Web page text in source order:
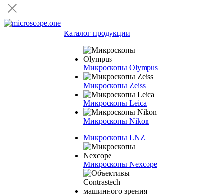
Каталог продукции
Микроскопы Olympus
Микроскопы Zeiss
Микроскопы Leica
Микроскопы Nikon
Микроскопы LNZ
Микроскопы Nexcope